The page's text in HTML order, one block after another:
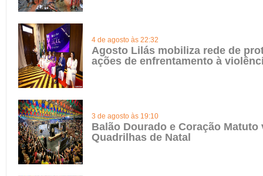
4 de agosto às 22:32
Agosto Lilás mobiliza rede de
ações de enfrentamento à
3 de agosto às 19:10
Balão Dourado e Coração Matuto
Quadrilhas de Natal